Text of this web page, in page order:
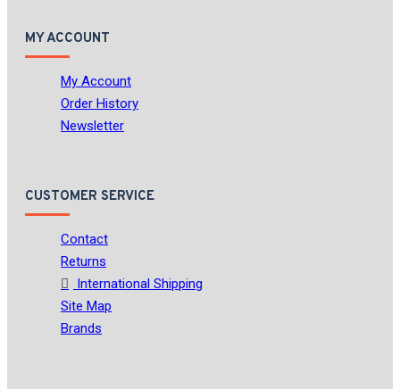
MY ACCOUNT
My Account
Order History
Newsletter
CUSTOMER SERVICE
Contact
Returns
International Shipping
Site Map
Brands